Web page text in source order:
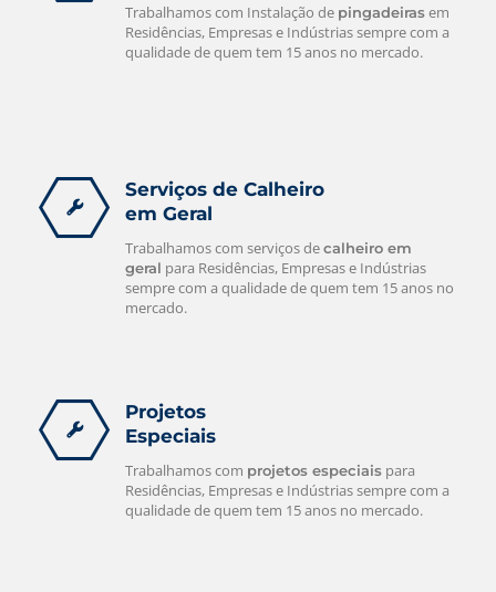
Trabalhamos com Instalação de pingadeirasem
Residências, Empresas e Indústrias sempre com a
qualidade de quem tem 15 anos no mercado.
Serviços de Calheiro
em Geral
Trabalhamos com serviços decalheiro em
geral para Residências, Empresas e Indústrias
sempre com a qualidade de quem tem 15 anos no
mercado.
Projetos
Especiais
Trabalhamos com projetos especiais para
Residências, Empresas e Indústrias sempre com a
qualidade de quem tem 15 anos no mercado.